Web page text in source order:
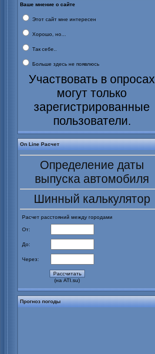
Ваше мнение о сайте
Этот сайт мне интересен
Хорошо, но...
Так себе..
Больше здесь не появлюсь
Участвовать в опросах
могут только
зарегистрированные
пользователи.
On Line Расчет
Определение даты
выпуска автомобиля
Шинный калькулятор
Расчет расстояний между городами
От:
До:
Через:
(на ATI.su)
Прогноз погоды